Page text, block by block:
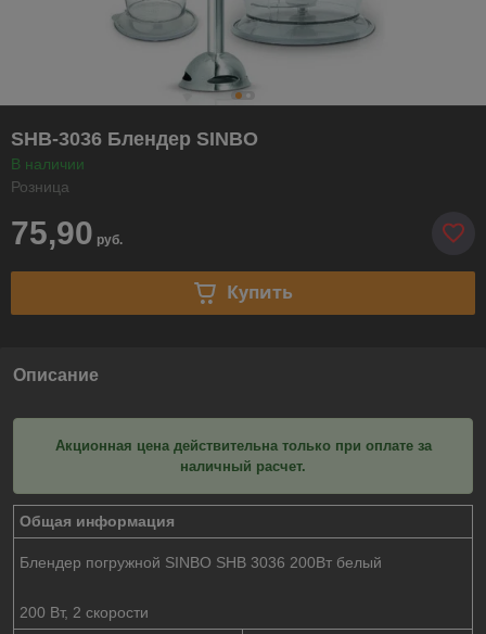
SHB-3036 Блендер SINBO
В наличии
Розница
75,90 руб.
Купить
Описание
Акционная цена действительна только при оплате за
наличный расчет.
Общая информация
Блендер погружной SINBO SHB 3036 200Вт белый
200 Вт, 2 скорости